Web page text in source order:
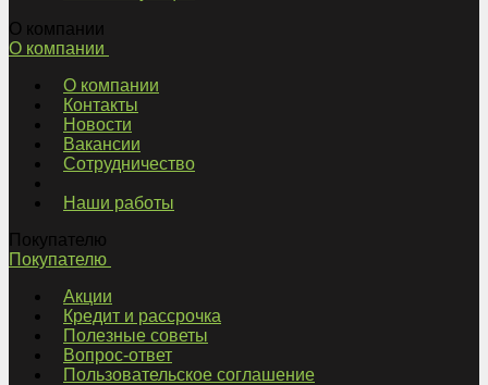
О компании
О компании
О компании
Контакты
Новости
Вакансии
Сотрудничество
Наши работы
Покупателю
Покупателю
Акции
Кредит и рассрочка
Полезные советы
Вопрос-ответ
Пользовательское соглашение